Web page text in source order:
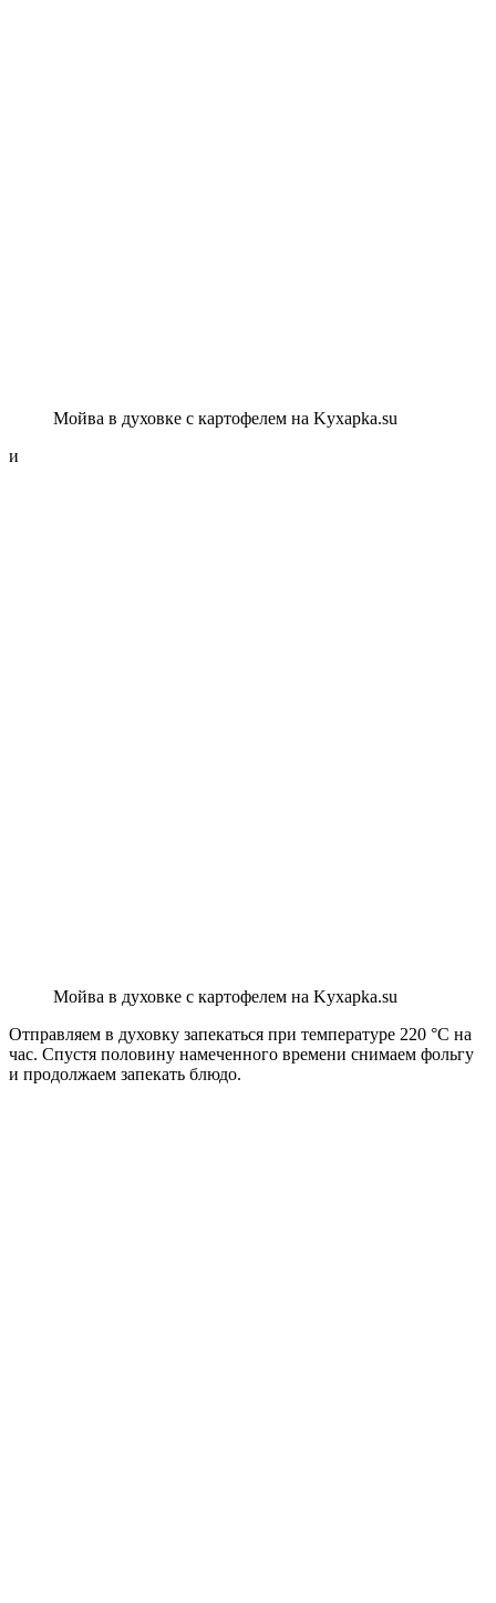
Мойва в духовке с картофелем на Kyxapka.su
и
Мойва в духовке с картофелем на Kyxapka.su
Отправляем в духовку запекаться при температуре 220 °C на
час. Спустя половину намеченного времени снимаем фольгу
и продолжаем запекать блюдо.